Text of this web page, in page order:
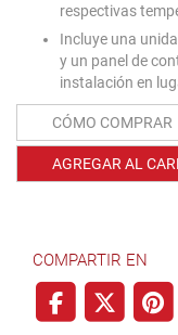
respectivas
Incluye una
y un panel de
instalación en
CÓMO COMPRAR
AGREGAR AL
COMPARTIR EN